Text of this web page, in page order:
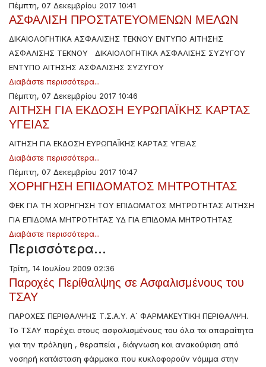
Πέμπτη, 07 Δεκεμβρίου 2017 10:41
ΑΣΦΑΛΙΣΗ ΠΡΟΣΤΑΤΕΥΟΜΕΝΩΝ ΜΕΛΩΝ
ΔΙΚΑΙΟΛΟΓΗΤΙΚΑ ΑΣΦΑΛΙΣΗΣ ΤΕΚΝΟΥ ΕΝΤΥΠΟ ΑΙΤΗΣΗΣ
ΑΣΦΑΛΙΣΗΣ ΤΕΚΝΟΥ ΔΙΚΑΙΟΛΟΓΗΤΙΚΑ ΑΣΦΑΛΙΣΗΣ ΣΥΖΥΓΟΥ
ΕΝΤΥΠΟ ΑΙΤΗΣΗΣ ΑΣΦΑΛΙΣΗΣ ΣΥΖΥΓΟΥ
Διαβάστε περισσότερα...
Πέμπτη, 07 Δεκεμβρίου 2017 10:46
ΑΙΤΗΣΗ ΓΙΑ ΕΚΔΟΣΗ ΕΥΡΩΠΑΪΚΗΣ ΚΑΡΤΑΣ
ΥΓΕΙΑΣ
ΑΙΤΗΣΗ ΓΙΑ ΕΚΔΟΣΗ ΕΥΡΩΠΑΪΚΗΣ ΚΑΡΤΑΣ ΥΓΕΙΑΣ
Διαβάστε περισσότερα...
Πέμπτη, 07 Δεκεμβρίου 2017 10:47
ΧΟΡΗΓΗΣΗ ΕΠΙΔΟΜΑΤΟΣ ΜΗΤΡΟΤΗΤΑΣ
ΦΕΚ ΓΙΑ ΤΗ ΧΟΡΗΓΗΣΗ ΤΟΥ ΕΠΙΔΟΜΑΤΟΣ ΜΗΤΡΟΤΗΤΑΣ ΑΙΤΗΣΗ
ΓΙΑ ΕΠΙΔΟΜΑ ΜΗΤΡΟΤΗΤΑΣ ΥΔ ΓΙΑ ΕΠΙΔΟΜΑ ΜΗΤΡΟΤΗΤΑΣ
Διαβάστε περισσότερα...
Περισσότερα...
Τρίτη, 14 Ιουλίου 2009 02:36
Παροχές Περίθαλψης σε Ασφαλισμένους του
ΤΣΑΥ
ΠΑΡΟΧΕΣ ΠΕΡΙΘΑΛΨΗΣ Τ.Σ.Α.Υ. Α΄ ΦΑΡΜΑΚΕΥΤΙΚΗ ΠΕΡΙΘΑΛΨΗ.
Το ΤΣΑΥ παρέχει στους ασφαλισμένους του όλα τα απαραίτητα
για την πρόληψη , θεραπεία , διάγνωση και ανακούφιση από
νοσηρή κατάσταση φάρμακα που κυκλοφορούν νόμιμα στην